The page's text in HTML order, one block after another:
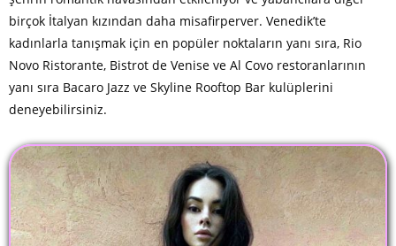
birçok İtalyan kızından daha misafirperver. Venedik’te
kadınlarla tanışmak için en popüler noktaların yanı sıra, Rio
Novo Ristorante, Bistrot de Venise ve Al Covo restoranlarının
yanı sıra Bacaro Jazz ve Skyline Rooftop Bar kulüplerini
deneyebilirsiniz.